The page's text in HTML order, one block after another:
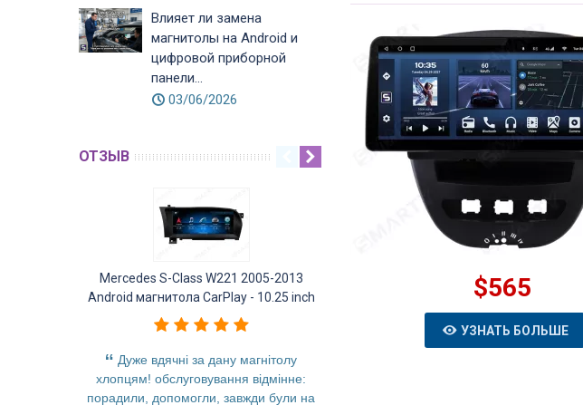
Влияет ли замена
магнитолы на Android и
цифровой приборной
панели...
03/06/2026
ОТЗЫВ
Mercedes S-Class W221 2005-2013
Android магнитола CarPlay - 10.25 inch
Дуже вдячні за дану магнітолу
хлопцям! обслуговування відмінне:
порадили, допомогли, завжди були на
Mercedes GLE-Class W166 (2015-2019)
Android магнитола CarPlay - 9 inhes
$565
УЗНАТЬ БОЛЬШЕ